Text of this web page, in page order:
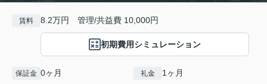
賃料 8.2万円 管理/共益費 10,000円
初期費用シミュレーション
保証金 0ヶ月 礼金 1ヶ月